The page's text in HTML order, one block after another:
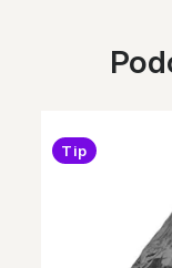
Tip